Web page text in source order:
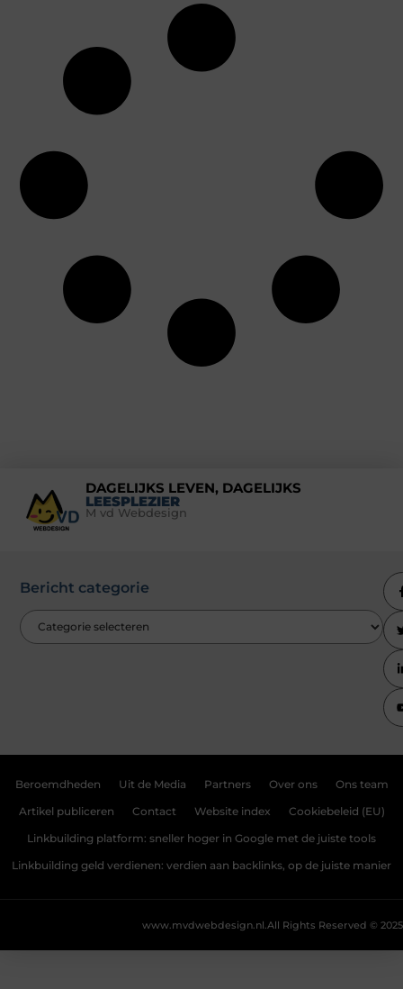
DAGELIJKS LEVEN, DAGELIJKS
LEESPLEZIER
M vd Webdesign
Bericht categorie
Beroemdheden Uit de Media Partners Over ons Ons team
Artikel publiceren Contact Website index Cookiebeleid (EU)
Linkbuilding platform: sneller hoger in Google met de juiste tools
Linkbuilding geld verdienen: verdien aan backlinks, op de juiste manier
All Rights Reserved © 2025
www.mvdwebdesign.nl.